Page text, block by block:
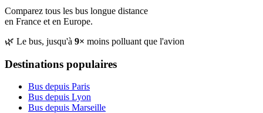
Comparez tous les bus longue distance
en France et en Europe.
🌿 Le bus, jusqu'à 9× moins polluant que l'avion
Destinations populaires
Bus depuis Paris
Bus depuis Lyon
Bus depuis Marseille